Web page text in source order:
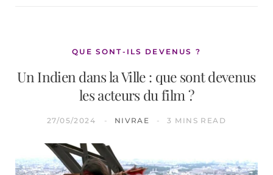
QUE SONT-ILS DEVENUS ?
Un Indien dans la Ville : que sont devenus
les acteurs du film ?
27/05/2024 NIVRAE 3 MINS READ